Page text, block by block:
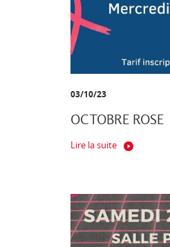
03/10/23
OCTOBRE ROSE
Lire la suite